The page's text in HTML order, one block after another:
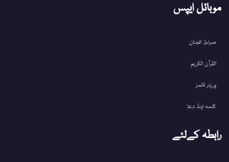
موبائل ایپس
صراط الجنان
القرآن الکریم
پریئر ٹائمز
کلمہ اینڈ دعا
رابطہ کےلئے